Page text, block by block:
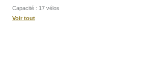
Capacité : 17 vélos
Voir tout